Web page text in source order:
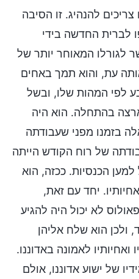
להנהיג. זו הסיבה
לברית החדשה בידי
לגורלו המאוחר יותר של
עת, והוא תמך באחים
לפי המהות שלו, ובשל
בהתחלה. הוא היה
בזמנו מפני שעבודתה
של רוח הקודש הייתה
הכנסיות. ככזה, הוא
יחד עם זאת,
לא יכול היה להגיע
ולכן הוא שלח אליהן
לאמונה באדוננו.
של ישוע אדוננו, אולם